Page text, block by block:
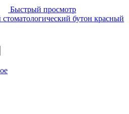
Быстрый просмотр
бутон красный